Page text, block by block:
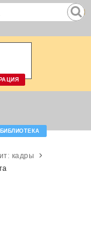
БИБЛИОТЕКА
кадры